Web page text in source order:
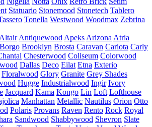
Statuario Stonemood Stonetech Tablero
Tonella Westwood Woodmax Zebrina
Altair Antiquewood Apeks Arizona Atria
Borgo Brooklyn Brosta Caravan Cariota Carly
Chesterwood Coliseum Colorwood
Dallas Deco Eilat Etna Exterio
Floralwood Glory Granite Grey Shades
Hugge Industrialwood Ingir Ivory
Jacquard Kama Kongo Lin Loft Lofthouse
Manhattan Metallic Nautilus Orion Otto
Polaris Provans Raven Rento Rock Royal
Sandwood Shabbywood Shevron Slate